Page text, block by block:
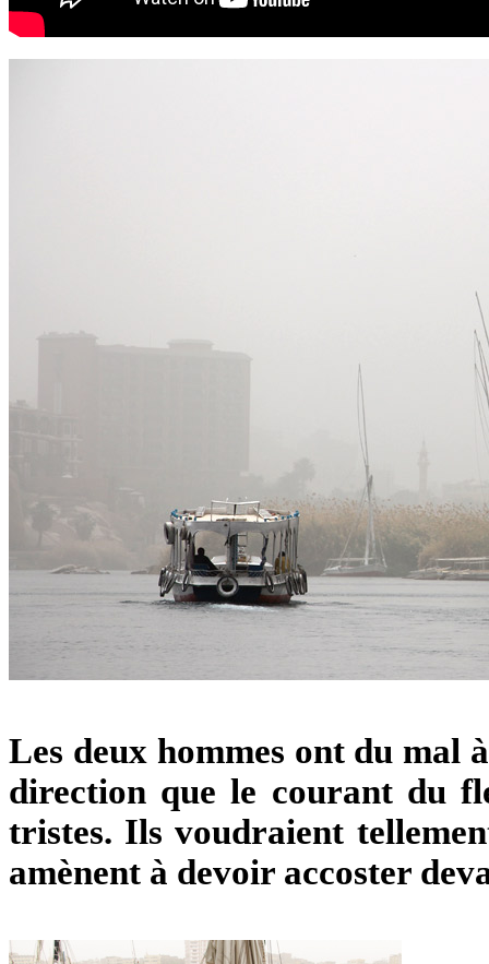
Les deux hommes ont du mal
direction que le courant du
tristes. Ils voudraient
amènent à devoir accoster